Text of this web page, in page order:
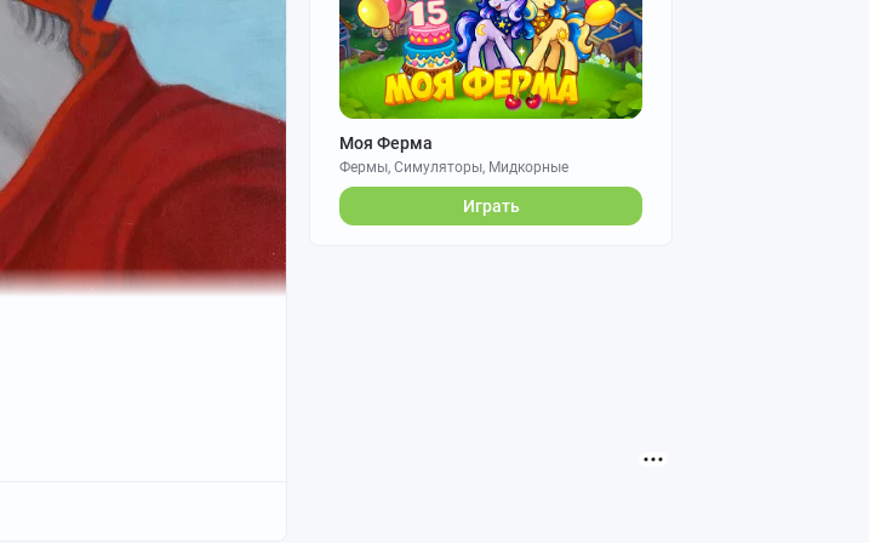
Моя Ферма
Фермы, Симуляторы, Мидкорные
Играть